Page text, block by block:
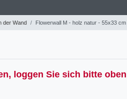
der Wand Flowerwall M - holz natur - 55x33 cm
loggen Sie sich bitte